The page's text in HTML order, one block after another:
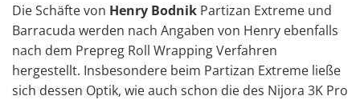
Die Schäfte von Henry Bodnik Partizan Extreme und
Barracuda werden nach Angaben von Henry ebenfalls
nach dem Prepreg Roll Wrapping Verfahren
hergestellt. Insbesondere beim Partizan Extreme ließe
sich dessen Optik, wie auch schon die des Nijora 3K Pro